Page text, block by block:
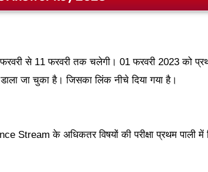
फरवरी से 11 फरवरी तक चलेगी। 01 फरवरी 2023 को
डाला जा चुका है। जिसका लिंक नीचे दिया गया है।
Stream के अधिकतर विषयों की परीक्षा प्रथम पाली